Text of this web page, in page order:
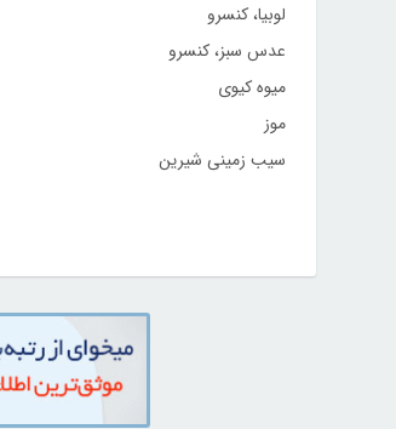
لوبیا، کنسرو
عدس سبز، کنسرو
میوه کیوی
موز
سیب زمینی شیرین